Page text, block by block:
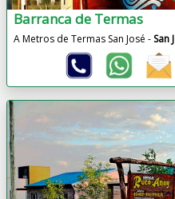
Barranca de Termas
A Metros de Termas San José - San